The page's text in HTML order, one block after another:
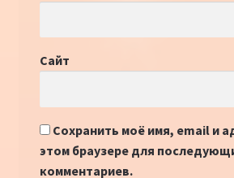
Сайт
Сохранить моё имя, email и
этом браузере для
комментариев.